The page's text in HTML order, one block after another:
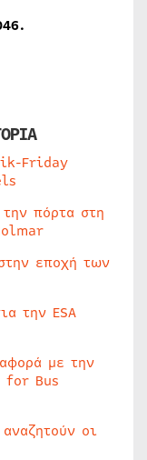
Friday
πόρτα στη
εποχή των
την ESA
με την
for Bus
οι